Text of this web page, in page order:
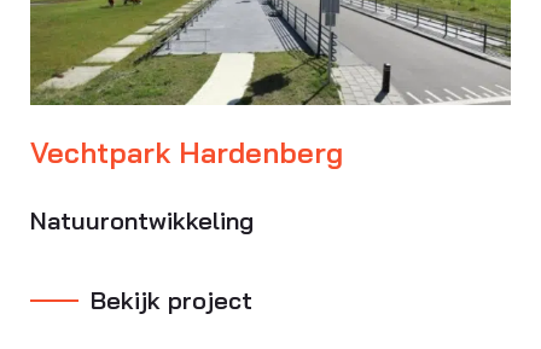
Vechtpark Hardenberg
Natuurontwikkeling
Bekijk project